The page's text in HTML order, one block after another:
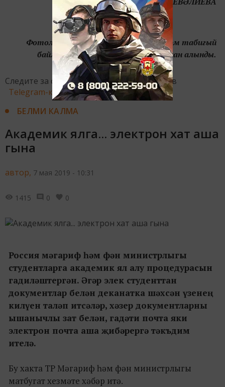
Фотолар Татарстанның Экология һәм табигый
байлыклар министрлыгы сайтыннан алынды.
Следите за самым важным и интересным в
Telegram-канале Татмедиа
БЕЛМИ КАЛМА
Академик ялга... электрон хат аша
гына
автор, 7 мая 2019 - 10:31
1415 0 0
Россия мәгариф һәм фән министрлыгы
студентларга академик ял алу процедурасын
гадиләштергән. Әгәр элек студенттан
документлар белән деканатка шәхсән үзенең
килүен таләп итсәләр, хәзер документларны
ышанычлы зат белән, гадәти почта яки
электрон почта аша җибәрергә тәкъдим
ителә.
Бу хакта ТР Мәгариф һәм фән министрлыгы
матбугат хезмәте хәбәр итә.